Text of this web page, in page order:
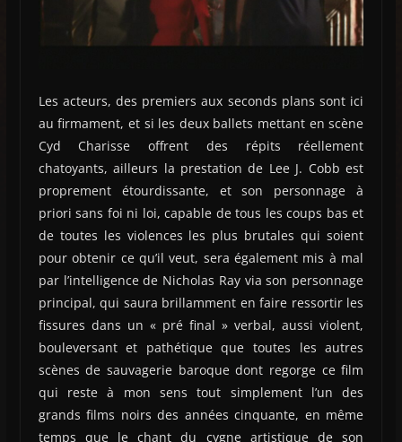
Les acteurs, des premiers aux seconds plans sont ici
au firmament, et si les deux ballets mettant en scène
Cyd Charisse offrent des répits réellement
chatoyants, ailleurs la prestation de Lee J. Cobb est
proprement étourdissante, et son personnage à
priori sans foi ni loi, capable de tous les coups bas et
de toutes les violences les plus brutales qui soient
pour obtenir ce qu’il veut, sera également mis à mal
par l’intelligence de Nicholas Ray via son personnage
principal, qui saura brillamment en faire ressortir les
fissures dans un « pré final » verbal, aussi violent,
bouleversant et pathétique que toutes les autres
scènes de sauvagerie baroque dont regorge ce film
qui reste à mon sens tout simplement l’un des
grands films noirs des années cinquante, en même
temps que le chant du cygne artistique de son